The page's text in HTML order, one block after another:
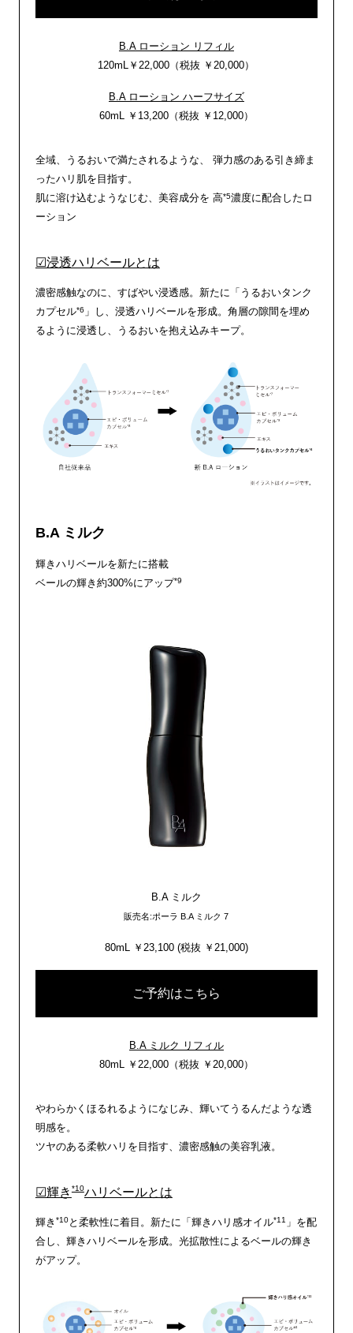
B.A ローション リフィル
120mL￥22,000（税抜 ￥20,000）
B.A ローション ハーフサイズ
60mL ￥13,200（税抜 ￥12,000）
全域、うるおいで満たされるような、 弾力感のある引き締ま
ったハリ肌を目指す。
肌に溶け込むようなじむ、美容成分を 高*5濃度に配合したロ
ーション
☑浸透ハリベールとは
濃密感触なのに、すばやい浸透感。新たに「うるおいタンク
カプセル*6 」し、浸透ハリベールを形成。角層の隙間を埋め
るように浸透し、うるおいを抱え込みキープ。
B.A ミルク
輝きハリベールを新たに搭載
ベールの輝き約300%にアップ*9
B.A ミルク
販売名:ポーラ B.A ミルク 7
80mL ￥23,100 (税抜 ￥21,000)
ご予約はこちら
B.A ミルク リフィル
80mL ￥22,000（税抜 ￥20,000）
やわらかくほるれるようになじみ、輝いてうるんだような透
明感を。
ツヤのある柔軟ハリを目指す、濃密感触の美容乳液。
☑輝き*10ハリベールとは
輝き *10と柔軟性に着目。新たに「輝きハリ感オイル*11 」を配
合し、輝きハリベールを形成。光拡散性によるベールの輝き
がアップ。